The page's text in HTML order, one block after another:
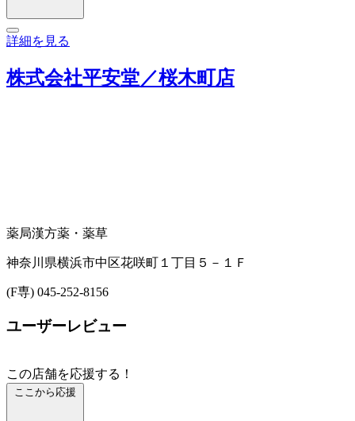
詳細を見る
株式会社平安堂／桜木町店
薬局漢方薬・薬草
神奈川県横浜市中区花咲町１丁目５－１Ｆ
(F専) 045-252-8156
ユーザーレビュー
この店舗を応援する！
ここから応援